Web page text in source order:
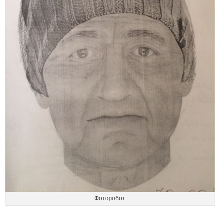
Фоторобот.